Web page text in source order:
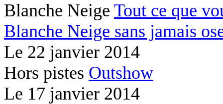
Blanche Neige Tout ce que
Blanche Neige sans jamais
Le 22 janvier 2014
Hors pistes Outshow
Le 17 janvier 2014